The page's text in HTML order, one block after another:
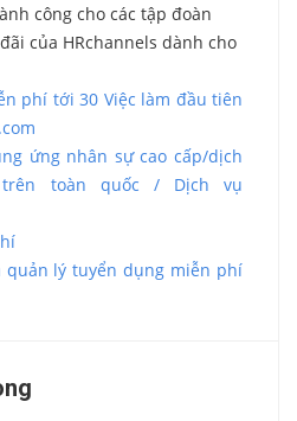
công cho các tập đoàn
của HRchannels dành cho
phí tới 30 Việc làm đầu tiên
ứng nhân sự cao cấp/dịch
toàn quốc / Dịch vụ
quản lý tuyển dụng miễn phí